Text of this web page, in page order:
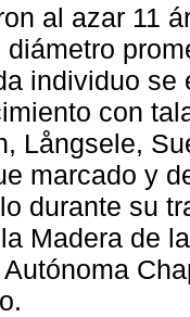
al azar 11
diámetro
individuo se
con
Långsele,
marcado y
durante su
Madera de